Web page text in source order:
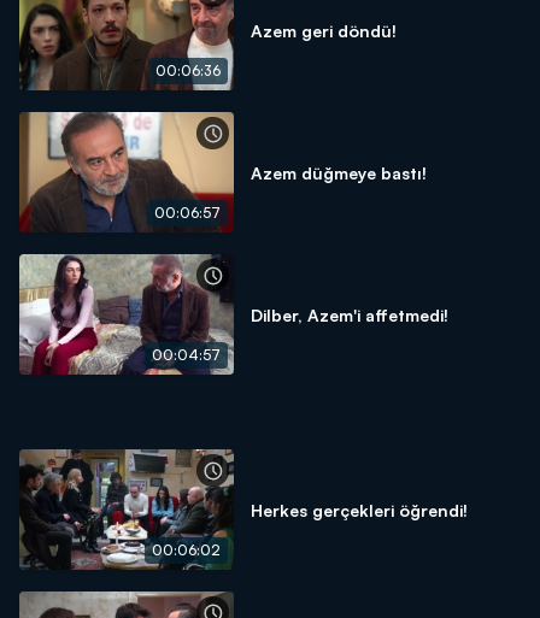
00:06:36
Azem geri döndü!
00:06:57
Azem düğmeye bastı!
00:04:57
Dilber, Azem'i affetmedi!
00:06:02
Herkes gerçekleri öğrendi!